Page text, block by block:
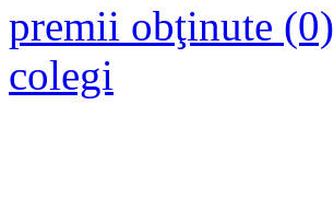
premii obţinute (0)
colegi